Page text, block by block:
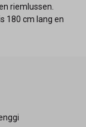
riemlussen.
180 cm lang en